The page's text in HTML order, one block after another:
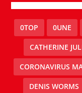
0TOP 0UNE
CATHERINE
CORONAVIRUS
DENIS WORMS